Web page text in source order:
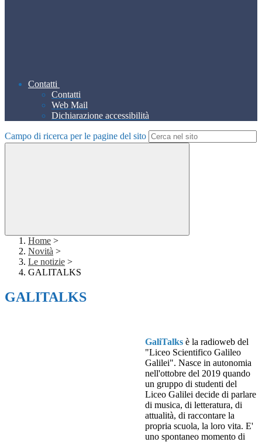
Contatti
Contatti
Web Mail
Dichiarazione accessibilità
Campo di ricerca per le pagine del sito
Home >
Novità >
Le notizie >
GALITALKS
GALITALKS
GaliTalks è la radioweb del
"Liceo Scientifico Galileo
Galilei". Nasce in autonomia
nell'ottobre del 2019 quando
un gruppo di studenti del
Liceo Galilei decide di parlare
di musica, di letteratura, di
attualità, di raccontare la
propria scuola, la loro vita. E'
uno spontaneo momento di